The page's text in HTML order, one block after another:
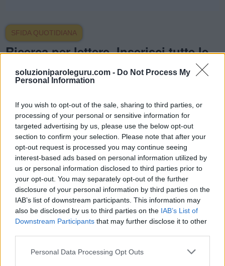
soluzioniparoleguru.com - Do Not Process My
Personal Information
If you wish to opt-out of the sale, sharing to third parties, or
processing of your personal or sensitive information for
targeted advertising by us, please use the below opt-out
section to confirm your selection. Please note that after your
opt-out request is processed you may continue seeing
interest-based ads based on personal information utilized by
us or personal information disclosed to third parties prior to
your opt-out. You may separately opt-out of the further
disclosure of your personal information by third parties on the
IAB’s list of downstream participants. This information may
also be disclosed by us to third parties on the IAB’s List of
Downstream Participants that may further disclose it to other
Personal Data Processing Opt Outs
SFIDA QUOTIDIANA
Ricerca per lettere. Inserisci tutte le
lettere del puzzle:
Ricerca
lettere.
Inserisci
tutte
lettere
del
puzzle:
Spiacenti, non abbiamo trovato il tuo puzzle, quindi ho
generato un elenco di parole che potrebbero esserti
utili.
1.
S I N
O
2.
I O
N
3. N O
I
4.
S I
N
5.
S O
N